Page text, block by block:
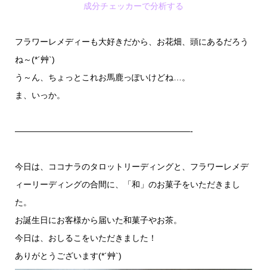
成分チェッカーで分析する
フラワーレメディーも大好きだから、お花畑、頭にあるだろう
ね～(*´艸`)
う～ん、ちょっとこれお馬鹿っぽいけどね…。
ま、いっか。
—————————————————————-
今日は、ココナラのタロットリーディングと、フラワーレメデ
ィーリーディングの合間に、「和」のお菓子をいただきまし
た。
お誕生日にお客様から届いた和菓子やお茶。
今日は、おしるこをいただきました！
ありがとうございます(*´艸`)